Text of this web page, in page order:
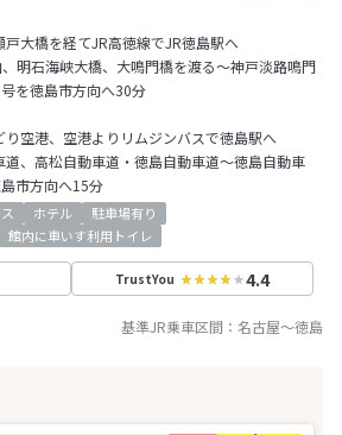
大橋を経てJR高徳線でJR徳島駅へ
明石海峡大橋、大鳴門橋を渡る～神戸淡路鳴門
を徳島市方向へ30分
空港、空港よりリムジンバスで徳島駅へ
、高松自動車道・徳島自動車道～徳島自動車
市方向へ15分
ホテル
駐車場有り
館内に車いす利用トイレ
TrustYou 4.4
基準JR乗車区間： 名古屋～徳島